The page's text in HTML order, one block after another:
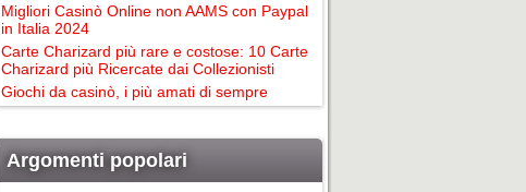
Migliori Casinò Online non AAMS con Paypal
in Italia 2024
Carte Charizard più rare e costose: 10 Carte
Charizard più Ricercate dai Collezionisti
Giochi da casinò, i più amati di sempre
Argomenti popolari